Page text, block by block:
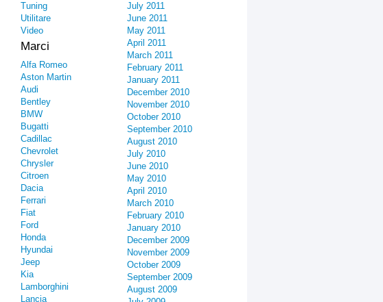
Tuning
Utilitare
Video
Marci
Alfa Romeo
Aston Martin
Audi
Bentley
BMW
Bugatti
Cadillac
Chevrolet
Chrysler
Citroen
Dacia
Ferrari
Fiat
Ford
Honda
Hyundai
Jeep
Kia
Lamborghini
Lancia
July 2011
June 2011
May 2011
April 2011
March 2011
February 2011
January 2011
December 2010
November 2010
October 2010
September 2010
August 2010
July 2010
June 2010
May 2010
April 2010
March 2010
February 2010
January 2010
December 2009
November 2009
October 2009
September 2009
August 2009